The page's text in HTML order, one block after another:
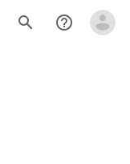
search help_outline